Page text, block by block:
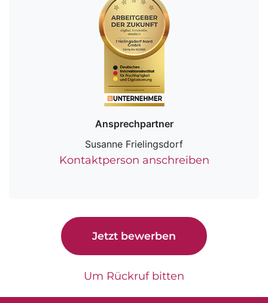
Ansprechpartner
Susanne Frielingsdorf
Kontaktperson anschreiben
Jetzt bewerben
Um Rückruf bitten